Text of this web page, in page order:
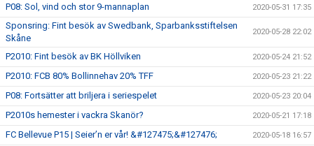
P08: Sol, vind och stor 9-mannaplan 2020-05-31 17:35
Sponsring: Fint besök av Swedbank, Sparbanksstiftelsen
Skåne
2020-05-28 22:02
P2010: Fint besök av BK Höllviken 2020-05-24 21:52
P2010: FCB 80% Bollinnehav 20% TFF 2020-05-23 21:22
P08: Fortsätter att briljera i seriespelet 2020-05-23 20:04
P2010s hemester i vackra Skanör? 2020-05-21 17:18
FC Bellevue P15 | Seier’n er vår! &#127475;&#127476; 2020-05-18 16:57